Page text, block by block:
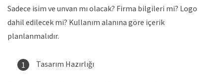
Sadece isim ve unvan mı olacak? Firma bilgileri mi? Logo
dahil edilecek mi? Kullanım alanına göre içerik
planlanmalıdır.
Tasarım Hazırlığı